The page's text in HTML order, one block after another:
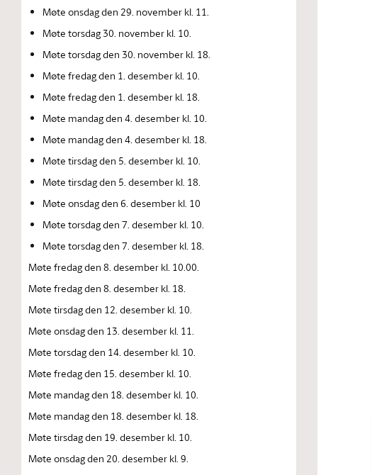
Møte onsdag den 29. november kl. 11.
Møte torsdag 30. november kl. 10.
Møte torsdag den 30. november kl. 18.
Møte fredag den 1. desember kl. 10.
Møte fredag den 1. desember kl. 18.
Møte mandag den 4. desember kl. 10.
Møte mandag den 4. desember kl. 18.
Møte tirsdag den 5. desember kl. 10.
Møte tirsdag den 5. desember kl. 18.
Møte onsdag den 6. desember kl. 10
Møte torsdag den 7. desember kl. 10.
Møte torsdag den 7. desember kl. 18.
Møte fredag den 8. desember kl. 10.00.
Møte fredag den 8. desember kl. 18.
Møte tirsdag den 12. desember kl. 10.
Møte onsdag den 13. desember kl. 11.
Møte torsdag den 14. desember kl. 10.
Møte fredag den 15. desember kl. 10.
Møte mandag den 18. desember kl. 10.
Møte mandag den 18. desember kl. 18.
Møte tirsdag den 19. desember kl. 10.
Møte onsdag den 20. desember kl. 9.